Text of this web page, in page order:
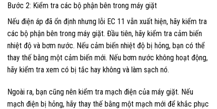
Bước 2: Kiểm tra các bộ phận bên trong máy giặt
Nếu điện áp đã ổn định nhưng lỗi EC 11 vẫn xuất hiện, hãy kiểm tra
các bộ phận bên trong máy giặt. Đầu tiên, hãy kiểm tra cảm biến
nhiệt độ và bơm nước. Nếu cảm biến nhiệt độ bị hỏng, bạn có thể
thay thế bằng một cảm biến mới. Nếu bơm nước không hoạt động,
hãy kiểm tra xem có bị tắc hay không và làm sạch nó.
Ngoài ra, bạn cũng nên kiểm tra mạch điện của máy giặt. Nếu
mạch điện bị hỏng, hãy thay thế bằng một mạch mới để khắc phục